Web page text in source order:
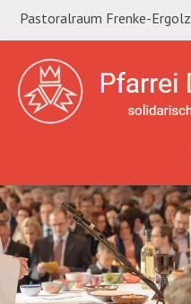
Pastoralraum Frenke-Ergolz